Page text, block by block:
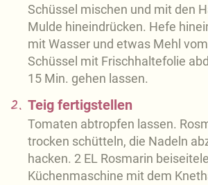
Schüssel mischen und mit den
Mulde hineindrücken. Hefe
mit Wasser und etwas Mehl
Schüssel mit Frischhaltefolie
15 Min. gehen lassen.
2. Teig fertigstellen
Tomaten abtropfen lassen.
trocken schütteln, die Nadeln
hacken. 2 EL Rosmarin
Küchenmaschine mit dem